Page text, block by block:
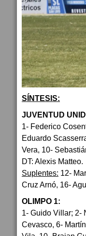
SÍNTESIS:
JUVENTUD
1- Federico
Eduardo
Vera, 10-
DT: Alexis Matteo.
Suplentes: 12-
Cruz Arnó, 16-
OLIMPO 1:
1- Guido Villar; 2-
Cevasco, 6-